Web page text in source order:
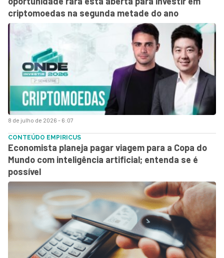
8 de julho de 2026 - 6:07
criptomoedas na segunda metade do ano
CONTEÚDO EMPIRICUS
Economista planeja pagar viagem para a Copa do
Mundo com inteligência artificial; entenda se é
possível